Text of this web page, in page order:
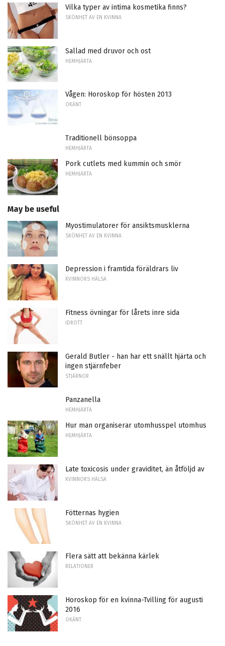
Vilka typer av intima kosmetika finns?
SKÖNHET AV EN KVINNA
Sallad med druvor och ost
HEMHJÄRTA
Vågen: Horoskop för hösten 2013
OKÄNT
Traditionell bönsoppa
HEMHJÄRTA
Pork cutlets med kummin och smör
HEMHJÄRTA
May be useful
Myostimulatorer för ansiktsmusklerna
SKÖNHET AV EN KVINNA
Depression i framtida föräldrars liv
KVINNORS HÄLSA
Fitness övningar för lårets inre sida
IDROTT
Gerald Butler - han har ett snällt hjärta och
ingen stjärnfeber
STJÄRNOR
Panzanella
HEMHJÄRTA
Hur man organiserar utomhusspel utomhus
HEMHJÄRTA
Late toxicosis under graviditet, än åtföljd av
KVINNORS HÄLSA
Fötternas hygien
SKÖNHET AV EN KVINNA
Flera sätt att bekänna kärlek
RELATIONER
Horoskop för en kvinna-Tvilling för augusti
2016
OKÄNT